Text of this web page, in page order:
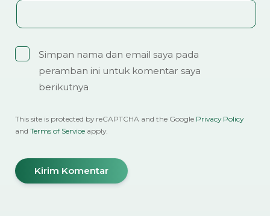
Simpan nama dan email saya pada
peramban ini untuk komentar saya
berikutnya
This site is protected by reCAPTCHA and the Google Privacy Policy
and Terms of Service apply.